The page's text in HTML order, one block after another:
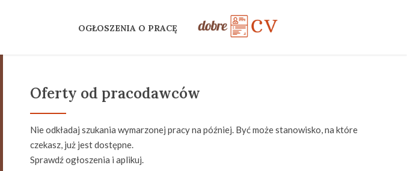
OGŁOSZENIA O PRACĘ
Oferty od pracodawców
Nie odkładaj szukania wymarzonej pracy na później. Być może stanowisko, na które
czekasz, już jest dostępne.
Sprawdź ogłoszenia i aplikuj.